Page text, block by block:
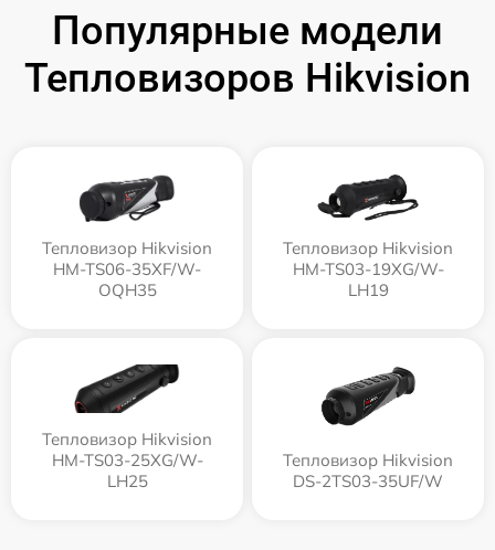
Популярные модели
Тепловизоров Hikvision
Тепловизор Hikvision
HM-TS06-35XF/W-
OQH35
Тепловизор Hikvision
HM-TS03-19XG/W-
LH19
Тепловизор Hikvision
HM-TS03-25XG/W-
LH25
Тепловизор Hikvision
DS-2TS03-35UF/W